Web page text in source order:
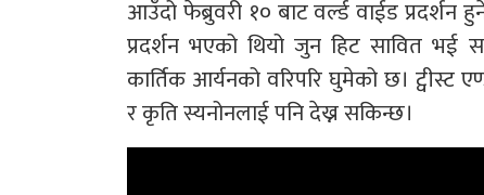
आउँदो फेब्रुवरी १० बाट वर्ल्ड वाईड
प्रदर्शन भएको थियो जुन हिट सावित भई
कार्तिक आर्यनको वरिपरि घुमेको छ। ट्वीस्ट
र कृति स्यनोनलाई पनि देख्न सकिन्छ।